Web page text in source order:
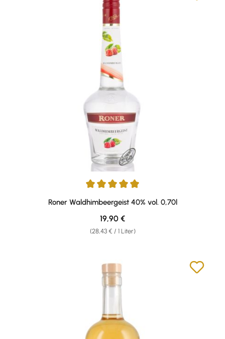
Durchschnittliche Bewertung von 4.96 von 5 Sternen
Roner Waldhimbeergeist 40% vol. 0,70l
(28,43 € / 1 Liter)
Regulärer Preis:
19,90 €